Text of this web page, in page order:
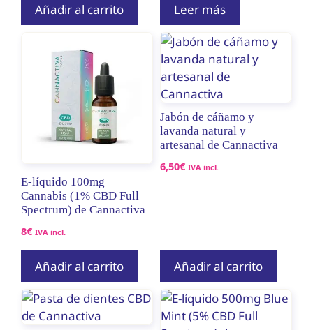
Añadir al carrito Leer más
E-líquido 100mg
Cannabis (1% CBD Full
Spectrum) de Cannactiva
8€ IVA incl.
Añadir al carrito
Jabón de cáñamo y
lavanda natural y
artesanal de Cannactiva
6,50€ IVA incl.
Añadir al carrito